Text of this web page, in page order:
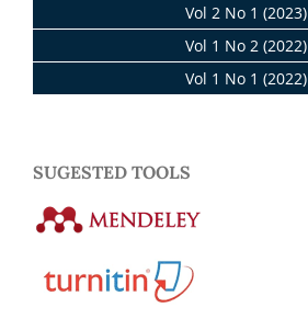
Vol 2 No 1 (2023)
Vol 1 No 2 (2022)
Vol 1 No 1 (2022)
SUGESTED TOOLS